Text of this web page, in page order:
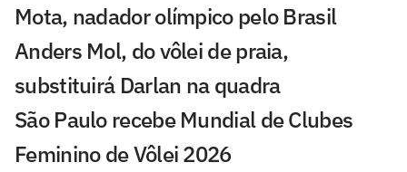
Mota, nadador olímpico pelo Brasil
Anders Mol, do vôlei de praia,
substituirá Darlan na quadra
São Paulo recebe Mundial de Clubes
Feminino de Vôlei 2026